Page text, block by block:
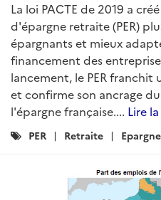
La loi PACTE de 2019 a
d'épargne retraite (PER)
épargnants et mieux
financement des
lancement, le PER
et confirme son ancrage
l'épargne française.... Lire
Catégories
PER Retraite Epargne